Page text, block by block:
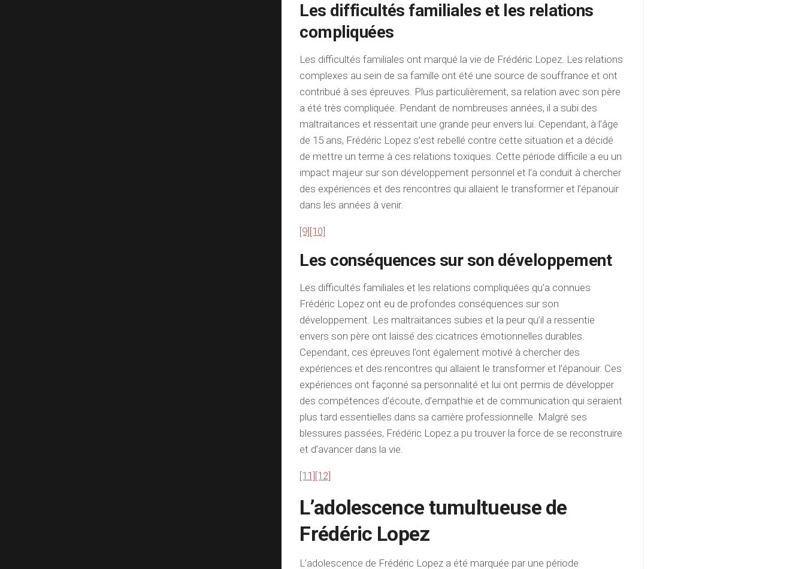
Les difficultés familiales et les relations
compliquées
Les difficultés familiales ont marqué la vie de Frédéric Lopez. Les relations
complexes au sein de sa famille ont été une source de souffrance et ont
contribué à ses épreuves. Plus particulièrement, sa relation avec son père
a été très compliquée. Pendant de nombreuses années, il a subi des
maltraitances et ressentait une grande peur envers lui. Cependant, à l’âge
de 15 ans, Frédéric Lopez s’est rebellé contre cette situation et a décidé
de mettre un terme à ces relations toxiques. Cette période difficile a eu un
impact majeur sur son développement personnel et l’a conduit à chercher
des expériences et des rencontres qui allaient le transformer et l’épanouir
dans les années à venir.
[9] [10]
Les conséquences sur son développement
Les difficultés familiales et les relations compliquées qu’a connues
Frédéric Lopez ont eu de profondes conséquences sur son
développement. Les maltraitances subies et la peur qu’il a ressentie
envers son père ont laissé des cicatrices émotionnelles durables.
Cependant, ces épreuves l’ont également motivé à chercher des
expériences et des rencontres qui allaient le transformer et l’épanouir. Ces
expériences ont façonné sa personnalité et lui ont permis de développer
des compétences d’écoute, d’empathie et de communication qui seraient
plus tard essentielles dans sa carrière professionnelle. Malgré ses
blessures passées, Frédéric Lopez a pu trouver la force de se reconstruire
et d’avancer dans la vie.
[11] [12]
L’adolescence tumultueuse de
Frédéric Lopez
L’adolescence de Frédéric Lopez a été marquée par une période